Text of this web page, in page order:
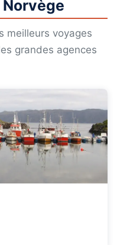
meilleurs voyages
grandes agences